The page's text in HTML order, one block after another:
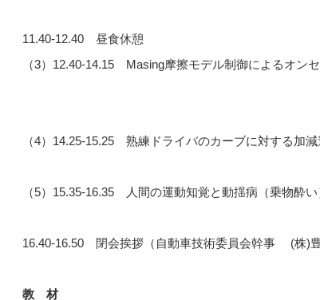
11.40-12.40 昼食休憩
（3）12.40-14.15 Masing摩擦モデル制御によるオン
（4）14.25-15.25 熟練ドライバのカーブに対する加
（5）15.35-16.35 人間の運動知覚と動揺病（乗物酔
16.40-16.50 閉会挨拶（自動車技術委員会幹事 (株)
教 材